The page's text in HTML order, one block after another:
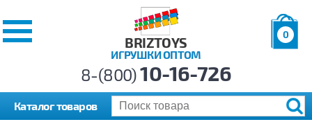
BRIZTOYS
ИГРУШКИ ОПТОМ
0
р.
8-(800)10-16-726
Каталог товаров